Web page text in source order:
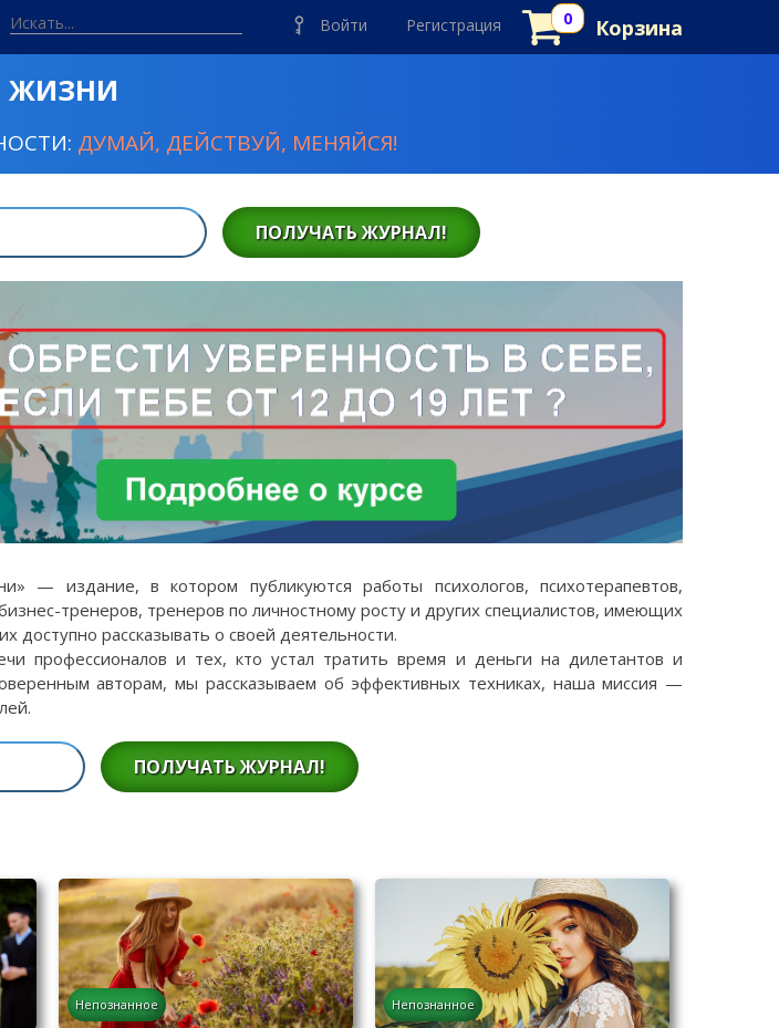
Войти Регистрация Корзина
ЖИЗНИ
ДУМАЙ, ДЕЙСТВУЙ, МЕНЯЙСЯ!
ПОЛУЧАТЬ ЖУРНАЛ!
— издание, в котором публикуются работы психологов, психотерапевтов,
тренеров, тренеров по личностному росту и других специалистов, имеющих
рассказывать о своей деятельности.
профессионалов и тех, кто устал тратить время и деньги на дилетантов и
авторам, мы рассказываем об эффективных техниках, наша миссия —
ПОЛУЧАТЬ ЖУРНАЛ!
Непознанное Непознанное